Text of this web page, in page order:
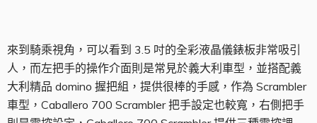
來到騎乘視角，可以看到 3.5 吋的全彩液晶儀錶板非常吸引
人，而左把手的操作介面則是常見於義大利車型，並搭配義
大利精品 domino 握把組，提供很棒的手感，作為 Scrambler
車型，Caballero 700 Scrambler 把手設定也較寬，右側把手